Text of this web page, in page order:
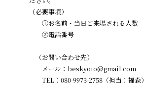
（必要事項）
①お名前・当日ご来場される人数
②電話番号
（お問い合わせ先）
メール：beskyoto@gmail.com
TEL：080-9973-2758（担当：福森）